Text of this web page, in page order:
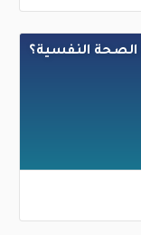
الصحة النفسية؟